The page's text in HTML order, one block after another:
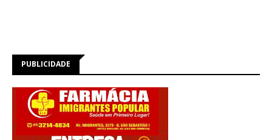
PUBLICIDADE